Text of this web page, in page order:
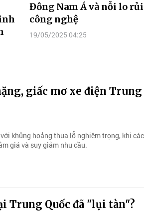
Đông Nam Á và nỗi lo
công nghệ
19/05/2025 04:25
giấc mơ xe điện Trung
khủng hoảng thua lỗ nghiêm trọng, khi
giá và suy giảm nhu cầu.
Trung Quốc đã "lụi tàn"?